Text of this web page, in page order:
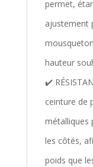
permet,
ajustement
hauteur
✔️
ceinture de
métalliques
les côtés,
poids que